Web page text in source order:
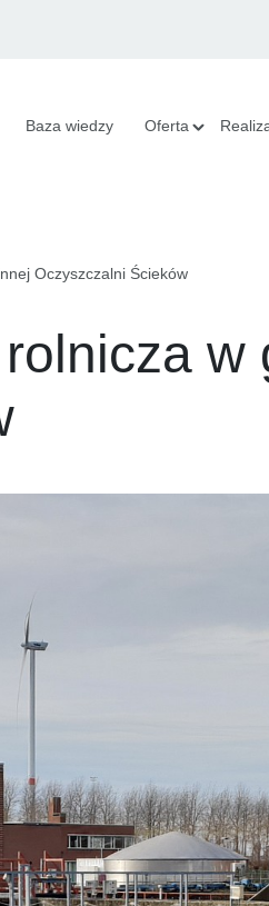
Baza wiedzy Oferta
Oczyszczalni Ścieków
w